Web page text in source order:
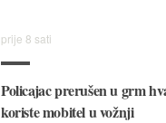
prije 8 sati
Policajac prerušen u grm
koriste mobitel u vožnji